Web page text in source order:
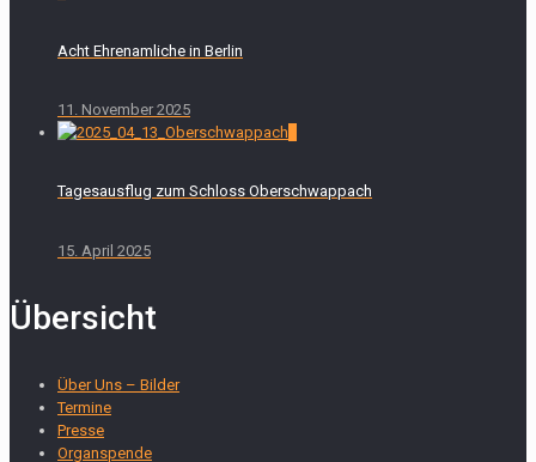
Acht Ehrenamliche in Berlin
11. November 2025
Tagesausflug zum Schloss Oberschwappach
15. April 2025
Übersicht
Über Uns – Bilder
Termine
Presse
Organspende